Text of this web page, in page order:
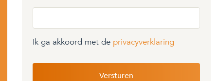
Ik ga akkoord met de privacyverklaring